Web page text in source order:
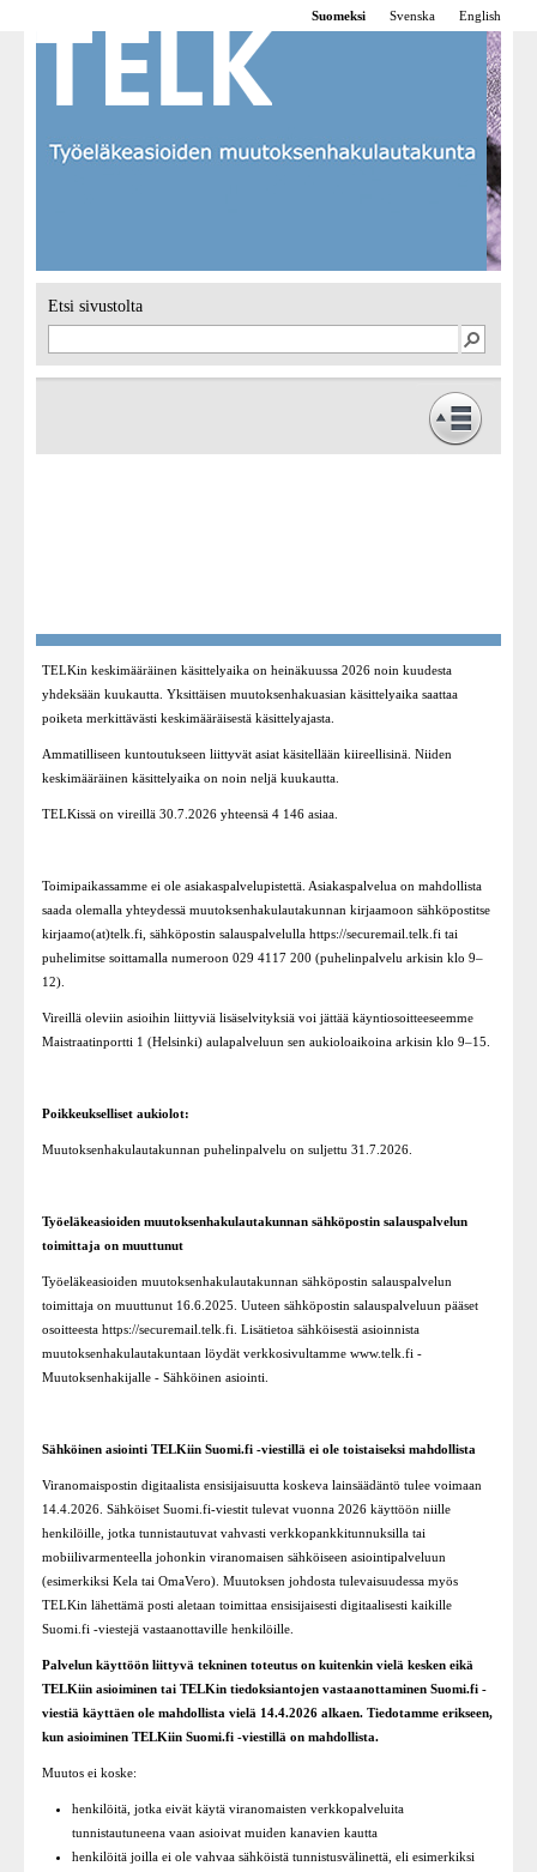
Suomeksi Svenska English
Etsi sivustolta
Eläkelaitokselle
TELK Työpaikkana
Linkit
TELKin keskimääräinen käsittelyaika on heinäkuussa 2026 noin kuudesta
yhdeksään kuukautta. Yksittäisen muutoksenhakuasian käsittelyaika saattaa
poiketa merkittävästi keskimääräisestä käsittelyajasta.
Ammatilliseen kuntoutukseen liittyvät asiat käsitellään kiireellisinä. Niiden
keskimääräinen käsittelyaika on noin neljä kuukautta.
TELKissä on vireillä 30.7.2026 yhteensä 4 146 asiaa.
Toimipaikassamme ei ole asiakaspalvelupistettä. Asiakaspalvelua on mahdollista
saada olemalla yhteydessä muutoksenhakulautakunnan kirjaamoon sähköpostitse
kirjaamo(at)telk.fi, sähköpostin salauspalvelulla https://securemail.telk.fi tai
puhelimitse soittamalla numeroon 029 4117 200 (puhelinpalvelu arkisin klo 9–
12).
Vireillä oleviin asioihin liittyviä lisäselvityksiä voi jättää käyntiosoitteeseemme
Maistraatinportti 1 (Helsinki) aulapalveluun sen aukioloaikoina arkisin klo 9–15.
Poikkeukselliset aukiolot:
Muutoksenhakulautakunnan puhelinpalvelu on suljettu 31.7.2026.
Työeläkeasioiden muutoksenhakulautakunnan sähköpostin salauspalvelun
toimittaja on muuttunut
Työeläkeasioiden muutoksenhakulautakunnan sähköpostin salauspalvelun
toimittaja on muuttunut 16.6.2025. Uuteen sähköpostin salauspalveluun pääset
osoitteesta https://securemail.telk.fi. Lisätietoa sähköisestä asioinnista
muutoksenhakulautakuntaan löydät verkkosivultamme www.telk.fi -
Muutoksenhakijalle - Sähköinen asiointi.
Sähköinen asiointi TELKiin Suomi.fi -viestillä ei ole toistaiseksi mahdollista
Viranomaispostin digitaalista ensisijaisuutta koskeva lainsäädäntö tulee voimaan
14.4.2026. Sähköiset Suomi.fi-viestit tulevat vuonna 2026 käyttöön niille
henkilöille, jotka tunnistautuvat vahvasti verkkopankkitunnuksilla tai
mobiilivarmenteella johonkin viranomaisen sähköiseen asiointipalveluun
(esimerkiksi Kela tai OmaVero). Muutoksen johdosta tulevaisuudessa myös
TELKin lähettämä posti aletaan toimittaa ensisijaisesti digitaalisesti kaikille
Suomi.fi -viestejä vastaanottaville henkilöille.
Palvelun käyttöön liittyvä tekninen toteutus on kuitenkin vielä kesken eikä
TELKiin asioiminen tai TELKin tiedoksiantojen vastaanottaminen Suomi.fi -
viestiä käyttäen ole mahdollista vielä 14.4.2026 alkaen. Tiedotamme erikseen,
kun asioiminen TELKiin Suomi.fi -viestillä on mahdollista.
Muutos ei koske:
henkilöitä, jotka eivät käytä viranomaisten verkkopalveluita
tunnistautuneena vaan asioivat muiden kanavien kautta
henkilöitä joilla ei ole vahvaa sähköistä tunnistusvälinettä, eli esimerkiksi